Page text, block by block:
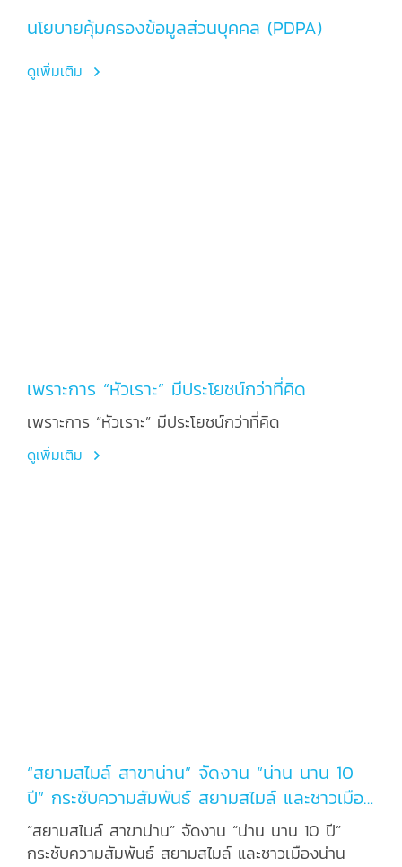
นโยบายคุ้มครองข้อมูลส่วนบุคคล (PDPA)
ดูเพิ่มเติม
เพราะการ “หัวเราะ” มีประโยชน์กว่าที่คิด
เพราะการ “หัวเราะ” มีประโยชน์กว่าที่คิด
ดูเพิ่มเติม
“สยามสไมล์ สาขาน่าน” จัดงาน “น่าน นาน 10
ปี” กระชับความสัมพันธ์ สยามสไมล์ และชาวเมือง
น่าน
“สยามสไมล์ สาขาน่าน” จัดงาน “น่าน นาน 10 ปี”
กระชับความสัมพันธ์ สยามสไมล์ และชาวเมืองน่าน